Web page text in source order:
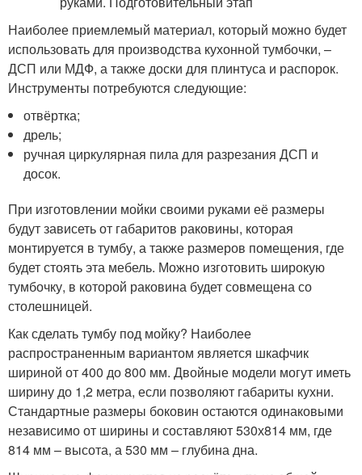
Наиболее приемлемый материал, который можно будет
использовать для производства кухонной тумбочки, –
ДСП или МДФ, а также доски для плинтуса и распорок.
Инструменты потребуются следующие:
отвёртка;
дрель;
ручная циркулярная пила для разрезания ДСП и
досок.
При изготовлении мойки своими руками её размеры
будут зависеть от габаритов раковины, которая
монтируется в тумбу, а также размеров помещения, где
будет стоять эта мебель. Можно изготовить широкую
тумбочку, в которой раковина будет совмещена со
столешницей.
Как сделать тумбу под мойку? Наиболее
распространенным вариантом является шкафчик
шириной от 400 до 800 мм. Двойные модели могут иметь
ширину до 1,2 метра, если позволяют габариты кухни.
Стандартные размеры боковин остаются одинаковыми
независимо от ширины и составляют 530х814 мм, где
814 мм – высота, а 530 мм – глубина дна.